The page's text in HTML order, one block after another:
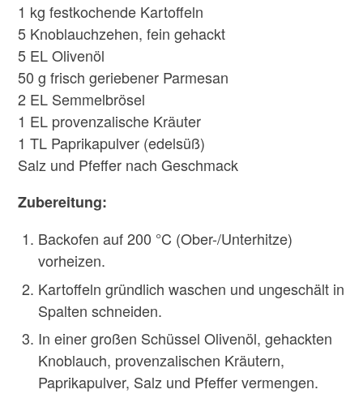
1 kg festkochende Kartoffeln
5 Knoblauchzehen, fein gehackt
5 EL Olivenöl
50 g frisch geriebener Parmesan
2 EL Semmelbrösel
1 EL provenzalische Kräuter
1 TL Paprikapulver (edelsüß)
Salz und Pfeffer nach Geschmack
Zubereitung:
Backofen auf 200 °C (Ober-/Unterhitze)
vorheizen.
Kartoffeln gründlich waschen und ungeschält in
Spalten schneiden.
In einer großen Schüssel Olivenöl, gehackten
Knoblauch, provenzalischen Kräutern,
Paprikapulver, Salz und Pfeffer vermengen.